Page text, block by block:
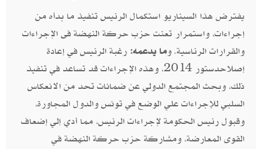
يفترض هذا السيناريو استكمال الرئيس تنفيذ ما بدأه من
إجراءات، واستمرار تعنت حزب حركة النهضة فى الإجراءات
والقرارات الرئاسية. وما يدعمه: رغبة الرئيس في إعادة
إصلاحدستور 2014، وهذه الإجراءات قد تساعد في تنفيذ
ذلك، وبحث المجتمع الدولي عن ضمانات تحد من الانعكاس
السلبي للإجراءات علي الوضع في تونس والدول المجاورة،
وقبول رئيس الحكومة لإجراءات الرئيس، مما أدي إلي إضعاف
القوى المعارضة، ومشاركة حزب حركة النهضة في